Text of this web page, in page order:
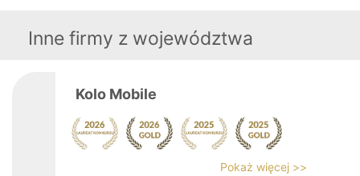
Inne firmy z województwa
Kolo Mobile
Pokaż więcej >>